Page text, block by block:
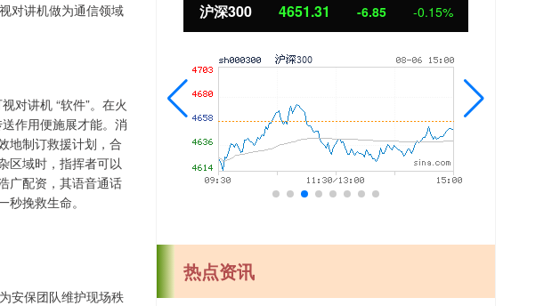
对讲机做为通信领域
对讲机 “软件”。在火
作用便施展才能。消
地制订救援计划，合
区域时，指挥者可以
广配资，其语音通话
挽救生命。
安保团队维护现场秩
-6.85 北证50 1122.88 3.42
热点资讯